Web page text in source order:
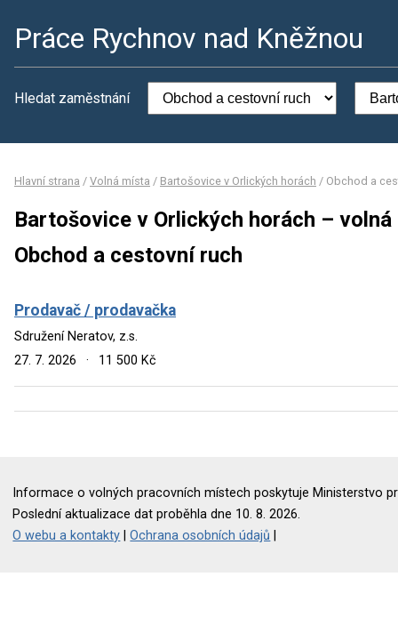
Práce Rychnov nad Kněžnou
Hledat zaměstnání
Hlavní strana / Volná místa / Bartošovice v Orlických horách / Obchod a
Bartošovice v Orlických horách –
Obchod a cestovní ruch
Prodavač / prodavačka
Sdružení Neratov, z.s.
27. 7. 2026
· 11 500 Kč
Informace o volných pracovních místech poskytuje Ministerstvo
Poslední aktualizace dat proběhla dne 10. 8. 2026.
O webu a kontakty |Ochrana osobních údajů